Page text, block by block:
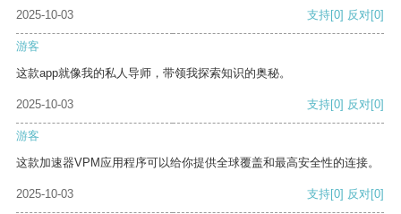
2025-10-03 支持[0] 反对[0]
游客
这款app就像我的私人导师，带领我探索知识的奥秘。
2025-10-03 支持[0] 反对[0]
游客
这款加速器VPM应用程序可以给你提供全球覆盖和最高安全性的连接。
2025-10-03 支持[0] 反对[0]